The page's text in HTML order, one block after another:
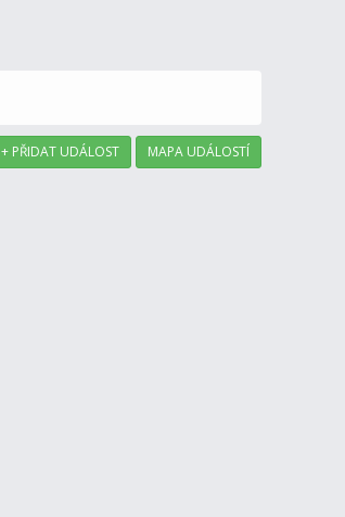
+ PŘIDAT UDÁLOST MAPA UDÁLOSTÍ